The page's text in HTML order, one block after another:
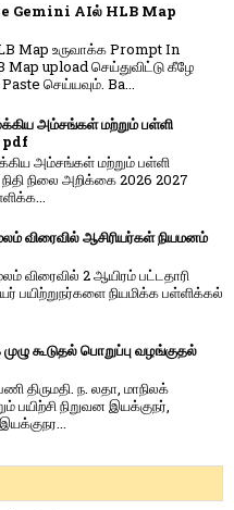
Gemini AIல் HLB Map
Map உருவாக்க Prompt In
upload செய்துவிட்டு கீழே
செய்யவும். Ba...
அம்சங்கள் மற்றும் பள்ளி
pdf
அம்சங்கள் மற்றும் பள்ளி
நிலை அறிக்கை 2026 2027
விரைவில் ஆசிரியர்கள் நியமனம்
விரை​வில் 2 ஆயிரம் பட்​ட​தாரி
பயிற்றுநர்​களை நியமிக்க பள்​ளிக்​கல்​
கூடுதல் பொறுப்பு வழங்குதல்
திருமதி. ந. லதா, மாநிலக்
பயிற்சி நிறுவன இயக்குநர்,